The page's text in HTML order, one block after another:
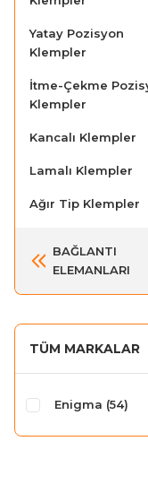
Yatay Pozisyon
Klempler
İtme-Çekme
Klempler
Kancalı Klempler
Lamalı Klempler
Ağır Tip Klempler
BAĞLANTI
ELEMANLARI
TÜM MARKALAR
Enigma (54)